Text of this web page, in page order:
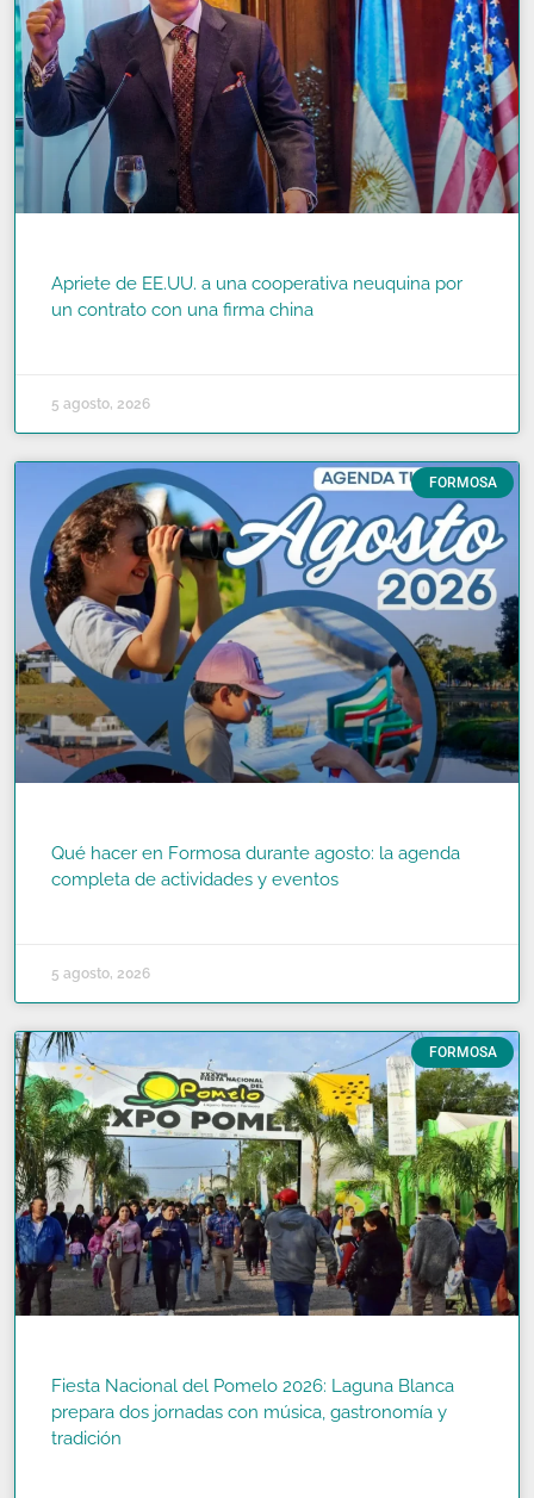
Apriete de EE.UU. a una cooperativa neuquina por
un contrato con una firma china
5 agosto, 2026
FORMOSA
Qué hacer en Formosa durante agosto: la agenda
completa de actividades y eventos
5 agosto, 2026
FORMOSA
Fiesta Nacional del Pomelo 2026: Laguna Blanca
prepara dos jornadas con música, gastronomía y
tradición